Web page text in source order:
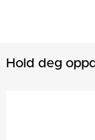
Hold deg